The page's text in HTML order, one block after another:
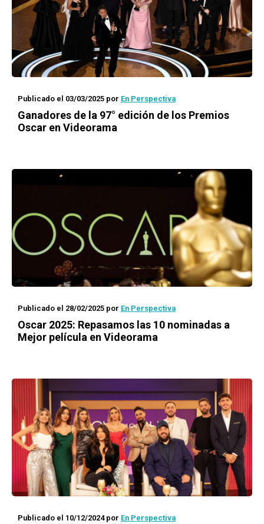
Publicado el 03/03/2025 por En Perspectiva
Ganadores de la 97° edición de los Premios
Oscar en Videorama
Publicado el 28/02/2025 por En Perspectiva
Oscar 2025: Repasamos las 10 nominadas a
Mejor película en Videorama
Publicado el 10/12/2024por En Perspectiva